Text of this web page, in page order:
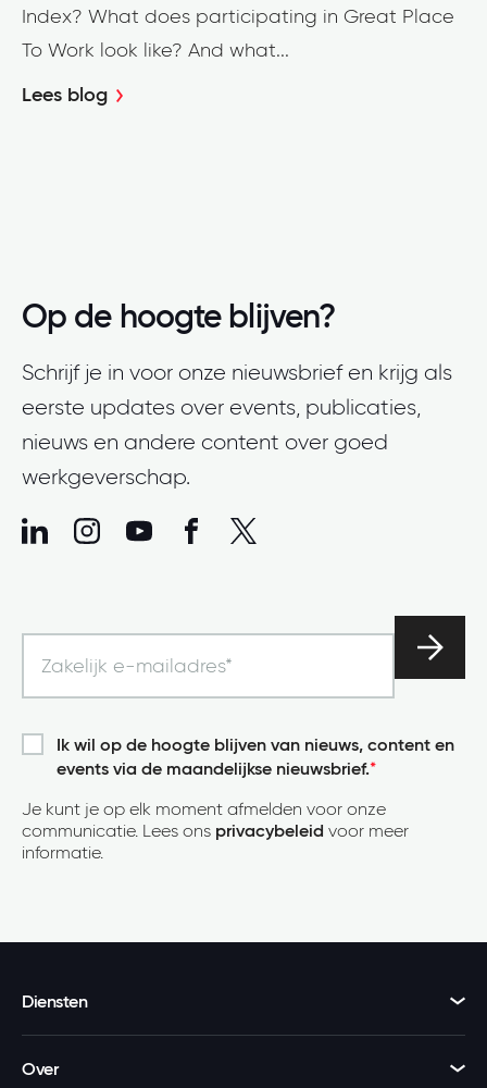
Index? What does participating in Great Place
To Work look like? And what...
Lees blog
Op de hoogte blijven?
Schrijf je in voor onze nieuwsbrief en krijg als
eerste updates over events, publicaties,
nieuws en andere content over goed
werkgeverschap.
Ik wil op de hoogte blijven van nieuws, content en
events via de maandelijkse nieuwsbrief.*
Je kunt je op elk moment afmelden voor onze
communicatie. Lees ons privacybeleid voor meer
informatie.
Diensten
Over